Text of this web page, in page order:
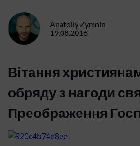
Anatoliy Zymnin
19.08.2016
Вітання
обряду з нагоди
Преображення